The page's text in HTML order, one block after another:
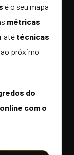
é o seu mapa
métricas
até técnicas
ao próximo
do
com o